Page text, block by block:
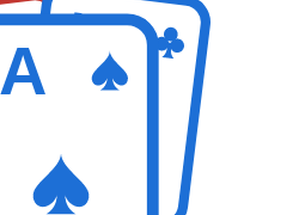
K
A